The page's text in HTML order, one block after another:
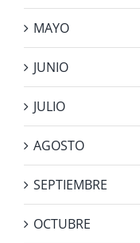
MAYO
JUNIO
JULIO
AGOSTO
SEPTIEMBRE
OCTUBRE